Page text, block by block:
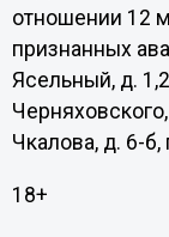
отношении 12
признанных
Ясельный, д.
Чкалова, д. 6-
18+